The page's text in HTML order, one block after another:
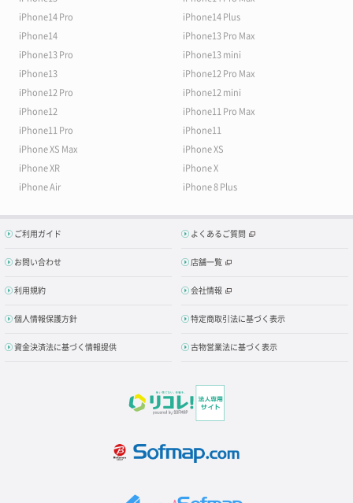
iPhone14 Pro
iPhone14 Plus
iPhone14
iPhone13 Pro Max
iPhone13 Pro
iPhone13 mini
iPhone13
iPhone12 Pro Max
iPhone12 Pro
iPhone12 mini
iPhone12
iPhone11 Pro Max
iPhone11 Pro
iPhone11
iPhone XS Max
iPhone XS
iPhone XR
iPhone X
iPhone Air
iPhone 8 Plus
ご利用ガイド よくあるご質問
お問い合わせ 店舗一覧
利用規約 会社情報
個人情報保護方針 特定商取引法に基づく表示
資金決済法に基づく情報提供 古物営業法に基づく表示